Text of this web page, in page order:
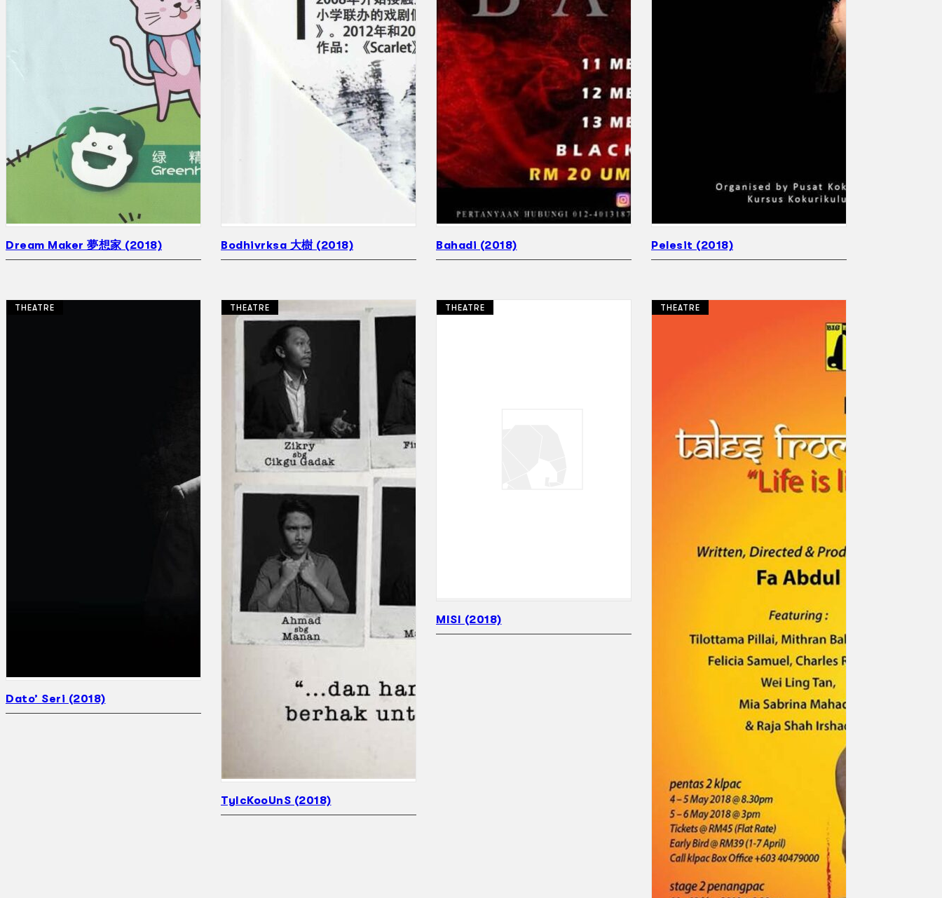
Dream Maker 夢想家 (2018) Bodhivrksa 大樹 (2018) Bahadi (2018) Pelesit (2018)
THEATRE
Dato’ Seri (2018)
THEATRE
TyIcKooUnS (2018)
THEATRE
MISI (2018)
THEATRE